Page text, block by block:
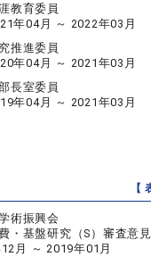
教育委員
年04月 ～ 2022年03月
推進委員
年04月 ～ 2021年03月
長室委員
年04月 ～ 2021年03月
【
術振興会
・基盤研究（S）審査意
月 ～ 2019年01月